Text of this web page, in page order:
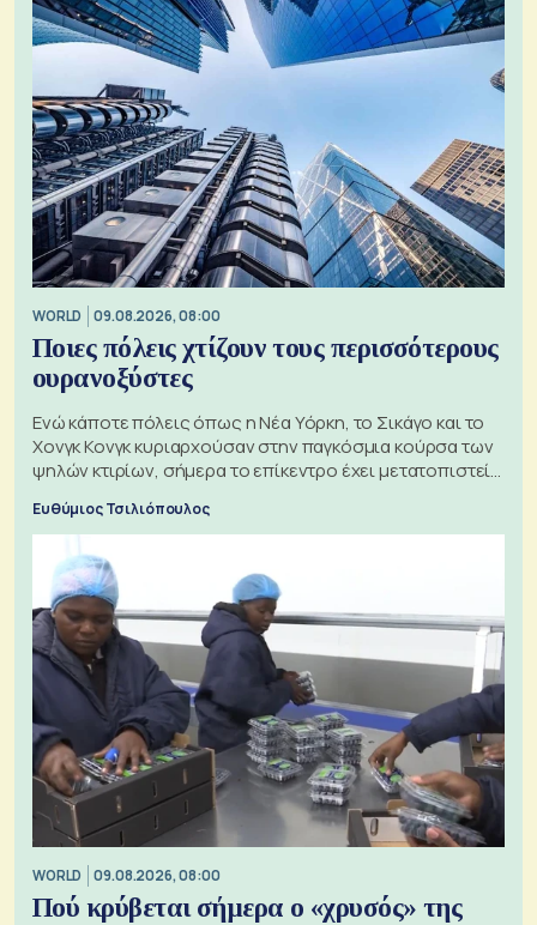
WORLD 09.08.2026, 08:00
Ποιες πόλεις χτίζουν τους περισσότερους
ουρανοξύστες
Ενώ κάποτε πόλεις όπως η Νέα Υόρκη, το Σικάγο και το
Χονγκ Κονγκ κυριαρχούσαν στην παγκόσμια κούρσα των
ψηλών κτιρίων, σήμερα το επίκεντρο έχει μετατοπιστεί
Ευθύμιος Τσιλιόπουλος
WORLD 09.08.2026, 08:00
Πού κρύβεται σήμερα ο «χρυσός» της